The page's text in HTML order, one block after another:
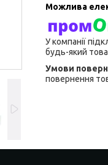
У компанії
будь-який
повернення